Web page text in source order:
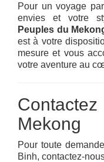
Pour un voyage
envies et votre
Peuples du
est à votre
mesure et vous
votre aventure au
Mekong
Pour toute
Binh, contactez-